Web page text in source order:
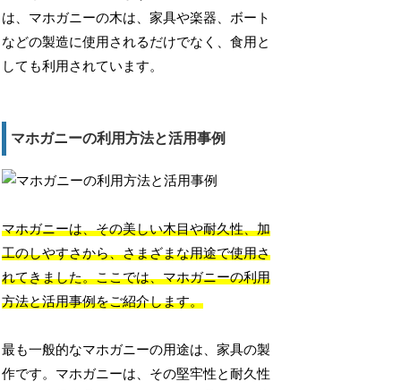
は、マホガニーの木は、家具や楽器、ボート
などの製造に使用されるだけでなく、食用と
しても利用されています。
マホガニーの利用方法と活用事例
マホガニーは、その美しい木目や耐久性、加
工のしやすさから、さまざまな用途で使用さ
れてきました。ここでは、マホガニーの利用
方法と活用事例をご紹介します。
最も一般的なマホガニーの用途は、家具の製
作です。マホガニーは、その堅牢性と耐久性